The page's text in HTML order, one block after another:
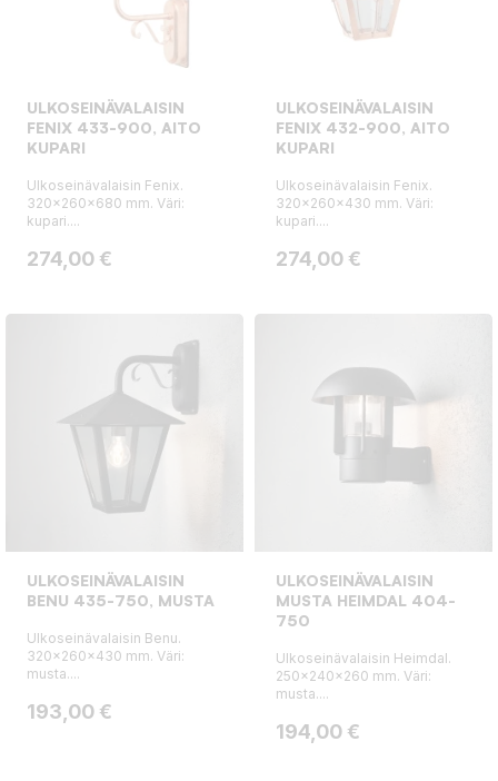
ULKOSEINÄVALAISIN
FENIX 433-900, AITO
KUPARI
Ulkoseinävalaisin Fenix.
320x260x680 mm. Väri:
kupari....
Hinta
274,00 €
ULKOSEINÄVALAISIN
FENIX 432-900, AITO
KUPARI
Ulkoseinävalaisin Fenix.
320x260x430 mm. Väri:
kupari....
Hinta
274,00 €
ULKOSEINÄVALAISIN
BENU 435-750, MUSTA
Ulkoseinävalaisin Benu.
320x260x430 mm. Väri:
musta....
Hinta
193,00 €
ULKOSEINÄVALAISIN
MUSTA HEIMDAL 404-
750
Ulkoseinävalaisin Heimdal.
250x240x260 mm. Väri:
musta....
Hinta
194,00 €